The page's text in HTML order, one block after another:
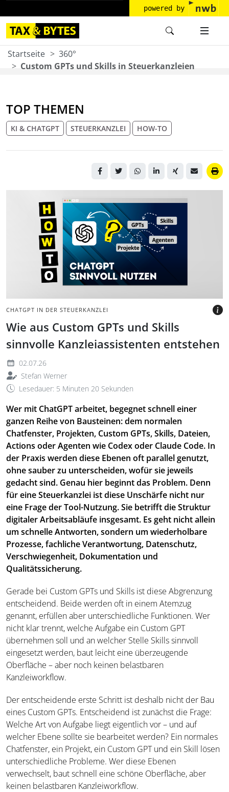
powered by
Startseite
360°
Custom GPTs und Skills in Steuerkanzleien
TOP THEMEN
KI & CHATGPT STEUERKANZLEI HOW-TO
CHATGPT IN DER STEUERKANZLEI
Wie aus Custom GPTs und Skills
sinnvolle Kanzleiassistenten entstehen
02.07.26
Stefan Werner
Lesedauer: 5 Minuten 20 Sekunden
Grafische Übersicht zur
sinnvollen Nutzung von
ChatGPT mit Projekten,
GPTs, Skills und Agenten.
BILD: @TAXANDBYTES
Wer mit ChatGPT arbeitet, begegnet schnell einer
ganzen Reihe von Bausteinen: dem normalen
Chatfenster, Projekten, Custom GPTs, Skills, Dateien,
Actions oder Agenten wie Codex oder Claude Code. In
der Praxis werden diese Ebenen oft parallel genutzt,
ohne sauber zu unterscheiden, wofür sie jeweils
gedacht sind. Genau hier beginnt das Problem. Denn
für eine Steuerkanzlei ist diese Unschärfe nicht nur
eine Frage der Tool-Nutzung. Sie betrifft die Struktur
digitaler Arbeitsabläufe insgesamt. Es geht nicht allein
um schnelle Antworten, sondern um wiederholbare
Prozesse, fachliche Verantwortung, Datenschutz,
Verschwiegenheit, Dokumentation und
Qualitätssicherung.
Gerade bei Custom GPTs und Skills ist diese Abgrenzung
entscheidend. Beide werden oft in einem Atemzug
genannt, erfüllen aber unterschiedliche Funktionen. Wer
nicht klar trennt, welche Aufgabe ein Custom GPT
übernehmen soll und an welcher Stelle Skills sinnvoll
eingesetzt werden, baut leicht eine überzeugende
Oberfläche – aber noch keinen belastbaren
Kanzleiworkflow.
Der entscheidende erste Schritt ist deshalb nicht der Bau
eines Custom GPTs. Entscheidend ist zunächst die Frage:
Welche Art von Aufgabe liegt eigentlich vor – und auf
welcher Ebene sollte sie bearbeitet werden? Ein normales
Chatfenster, ein Projekt, ein Custom GPT und ein Skill lösen
unterschiedliche Probleme. Wer diese Ebenen
verwechselt, baut schnell eine schöne Oberfläche, aber
keinen belastbaren Kanzleiworkflow.